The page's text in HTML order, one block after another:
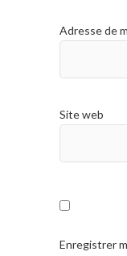
Adresse de
Site web
Enregistrer